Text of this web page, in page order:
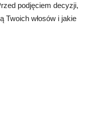
podjęciem decyzji,
Twoich włosów i jakie